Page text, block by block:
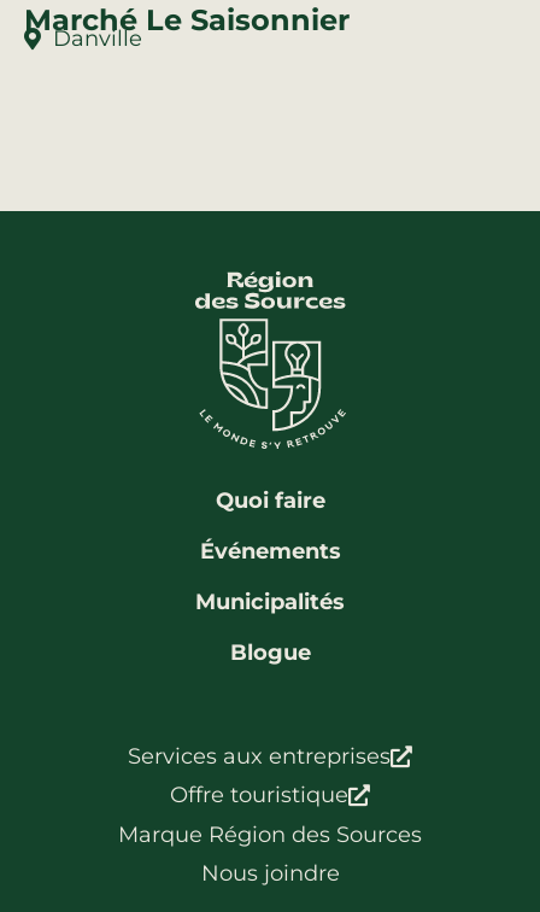
Marché Le Saisonnier
Danville
Quoi faire
Événements
Municipalités
Blogue
Services aux entreprises
Offre touristique
Marque Région des Sources
Nous joindre